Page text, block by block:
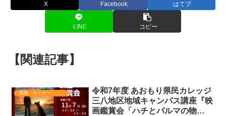
X Facebook はてブ
LINE コピー
【関連記事】
令和7年度 あおもり県民カレッジ
三八地区地域キャンパス講座『映
画鑑賞会「ハチとパルマの物